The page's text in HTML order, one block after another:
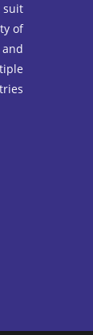
suit
of